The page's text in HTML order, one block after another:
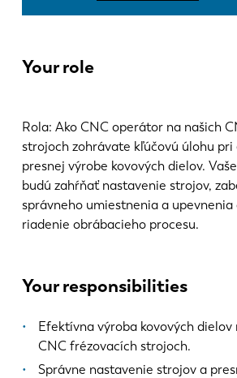
Your role
Rola: Ako CNC operátor na našich
strojoch zohrávate kľúčovú úlohu
presnej výrobe kovových dielov.
budú zahŕňať nastavenie strojov,
správneho umiestnenia a upevnenia
riadenie obrábacieho procesu.
Your responsibilities
Efektívna výroba kovových dielov
CNC frézovacích strojoch.
Správne nastavenie strojov a
About LVD
Discover LVD
Events
Resource center
Industries & solutions
Careers